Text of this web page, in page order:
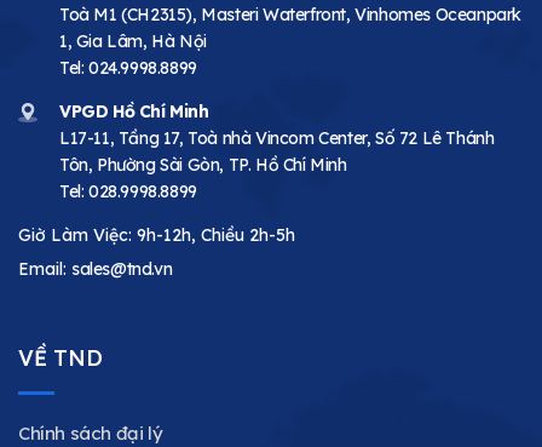
Toà M1 (CH2315), Masteri Waterfront, Vinhomes Oceanpark
1, Gia Lâm, Hà Nội
Tel: 024.9998.8899
VPGD Hồ Chí Minh
L17-11, Tầng 17, Toà nhà Vincom Center, Số 72 Lê Thánh
Tôn, Phường Sài Gòn, TP. Hồ Chí Minh
Tel: 028.9998.8899
Giờ Làm Việc: 9h-12h, Chiều 2h-5h
Email: sales@tnd.vn
VỀ TND
Chính sách đại lý